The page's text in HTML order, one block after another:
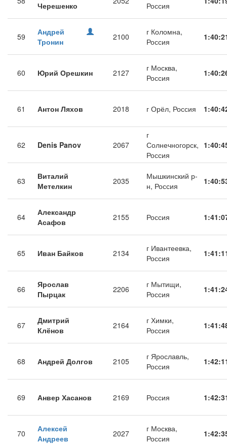
Черешенко
Россия
59
Андрей
Тронин
2100
г Коломна,
Россия
60 Юрий Орешкин 2127
г Москва,
Россия
61 Антон Ляхов 2018 г Орёл, Россия
62 Denis Panov 2067
г
Солнечногорск,
Россия
63
Виталий
Метелкин
2035
Мышкинский р-
н, Россия
64
Александр
Асафов
2155 Россия
65 Иван Байков 2134
г Ивантеевка,
Россия
66
Ярослав
Пырцак
2206
г Мытищи,
Россия
67
Дмитрий
Клёнов
2164
г Химки,
Россия
68 Андрей Долгов 2105
г Ярославль,
Россия
69 Анвер Хасанов 2169 Россия
70
Алексей
Андреев
2027
г Москва,
Россия